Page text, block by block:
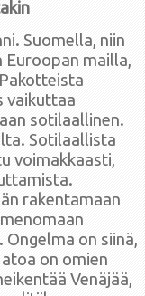
Suomella, niin
Euroopan mailla,
vaikuttaa
sotilaallinen.
Sotilaallista
voimakkaasti,
rakentamaan
on siinä,
on omien
Venäjää,